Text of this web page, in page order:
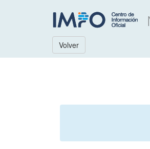
Volver